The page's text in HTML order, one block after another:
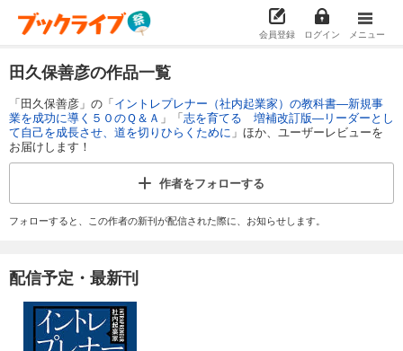
会員登録 ログイン メニュー
田久保善彦の作品一覧
「田久保善彦」の「イントレプレナー（社内起業家）の教科書―新規事
業を成功に導く５０のＱ＆Ａ 」「志を育てる 増補改訂版―リーダーとし
て自己を成長させ、道を切りひらくために 」ほか、ユーザーレビューを
お届けします！
作者をフォローする
フォローすると、この作者の新刊が配信された際に、お知らせします。
配信予定・最新刊